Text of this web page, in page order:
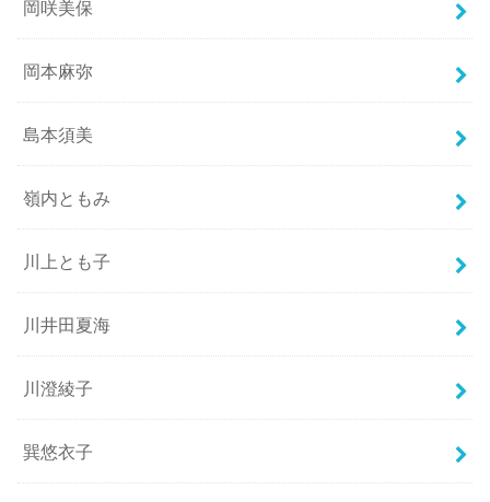
岡咲美保
岡本麻弥
島本須美
嶺内ともみ
川上とも子
川井田夏海
川澄綾子
巽悠衣子